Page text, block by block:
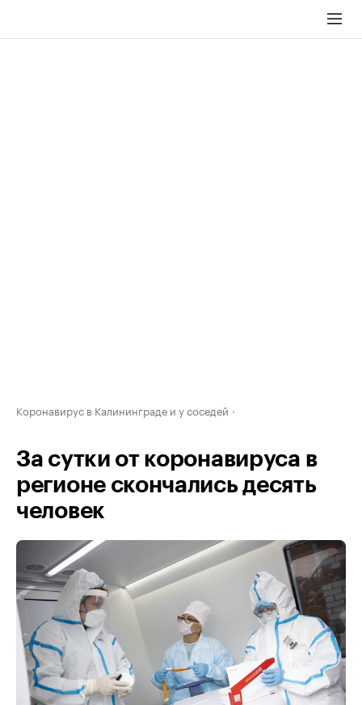
Коронавирус в Калининграде и у соседей
За сутки от коронавируса в
регионе скончались десять
человек